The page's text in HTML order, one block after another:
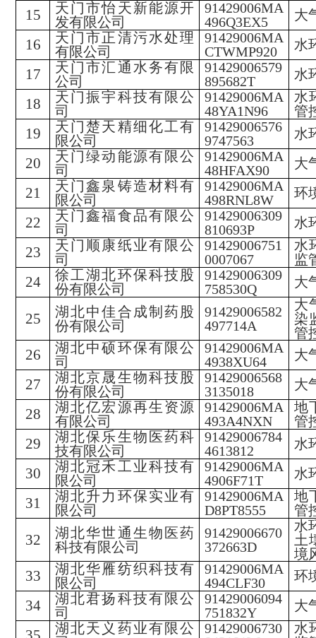
15
天门市怡天新能源开
发有限公司
91429006MA
496Q3EX5
大
16
天门市正清污水处理
有限公司
91429006MA
CTWMP920
水
17
天门市汇通水务有限
公司
91429006579
895682T
水
18
天门振宇科技有限公
司
91429006MA
48YA1N96
水
管
19
天门楚天精细化工有
限公司
91429006576
9747563
水
20
天门绿动能源有限公
司
91429006MA
48HFAX90
大
21
天门鑫泉铸造材料有
限公司
91429006MA
498RNL8W
环
22
天门鑫福食品有限公
司
91429006309
810693P
水
23
天门顺康纸业有限公
司
91429006751
0007067
水
监
24
徐工湖北环保科技股
份有限公司
91429006309
758530Q
大
25
湖北中佳合成制药股
份有限公司
91429006582
497714A
大
染
管
26
湖北中硕环保有限公
司
91429006MA
4938XU64
大
27
湖北京晟生物科技股
份有限公司
91429006568
3135018
大
28
湖北亿宏源再生资源
有限公司
91429006MA
493A4NXN
地
管
29
湖北保乐生物医药科
技有限公司
91429006784
4613812
水
30
湖北冠禾工业科技有
限公司
91429006MA
4906F71T
水
31
湖北升力环保实业有
限公司
91429006MA
D8PT8555
地
管
32
湖北华世通生物医药
科技有限公司
91429006670
372663D
水
土
境
33
湖北华雁纺织科技有
限公司
91429006MA
494CLF30
环
34
湖北君扬科技有限公
司
91429006094
751832Y
大
湖北天义药业有限公
91429006730
水